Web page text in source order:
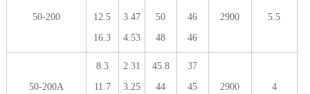
50-200
12.5
16.3
3.47
4.53
50
48
46
46
2900 5.5
50-200A
8.3
11.7
2.31
3.25
45.8
44
37
45
2900 4